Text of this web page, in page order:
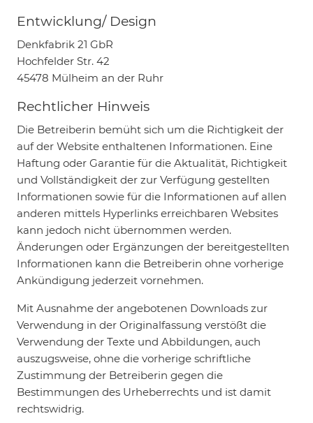
Entwicklung/ Design
Denkfabrik 21 GbR
Hochfelder Str. 42
45478 Mülheim an der Ruhr
Rechtlicher Hinweis
Die Betreiberin bemüht sich um die Richtigkeit der
auf der Website enthaltenen Informationen. Eine
Haftung oder Garantie für die Aktualität, Richtigkeit
und Vollständigkeit der zur Verfügung gestellten
Informationen sowie für die Informationen auf allen
anderen mittels Hyperlinks erreichbaren Websites
kann jedoch nicht übernommen werden.
Änderungen oder Ergänzungen der bereitgestellten
Informationen kann die Betreiberin ohne vorherige
Ankündigung jederzeit vornehmen.
Mit Ausnahme der angebotenen Downloads zur
Verwendung in der Originalfassung verstößt die
Verwendung der Texte und Abbildungen, auch
auszugsweise, ohne die vorherige schriftliche
Zustimmung der Betreiberin gegen die
Bestimmungen des Urheberrechts und ist damit
rechtswidrig.